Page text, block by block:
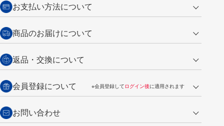
お支払い方法について
クレジットカード
代金引換
銀行振込【前払い】
商品のお届けについて
営業日午前11時までの決済完了の
ご注文は翌営業日の発送
送料：全国一律 660円（税込）
詳しくはご利用ガイドをご覧ください。
返品・交換について
返品の場合
商品到着後7日以内・未使用品に限り返品を承ります。問い合わせフォーム
い。
会員登録について ※会員登録してログイン後に適用されます
・新規ご入会で
・税込み2,200円以上のお買い上げで
お問い合わせ